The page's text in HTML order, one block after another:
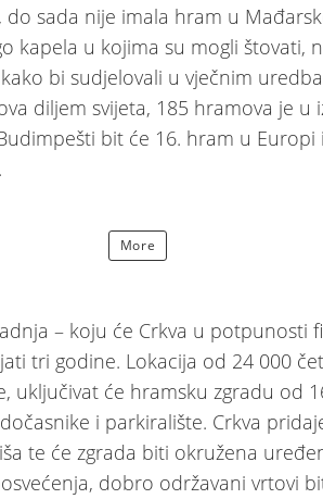
do sada nije imala hram u
kapela u kojima su mogli štovati,
bi sudjelovali u vječnim
diljem svijeta, 185 hramova je u
bit će 16. hram u Europi
More
– koju će Crkva u potpunosti
tri godine. Lokacija od 24 000
uključivat će hramsku zgradu od
i parkiralište. Crkva
te će zgrada biti okružena
dobro održavani vrtovi